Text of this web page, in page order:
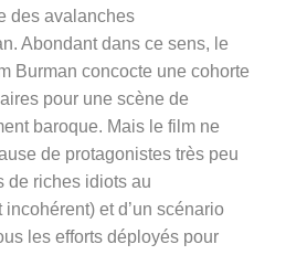
des avalanches
Abondant dans ce sens, le
Burman concocte une cohorte
pour une scène de
baroque. Mais le film ne
de protagonistes très peu
de riches idiots au
et d’un scénario
les efforts déployés pour